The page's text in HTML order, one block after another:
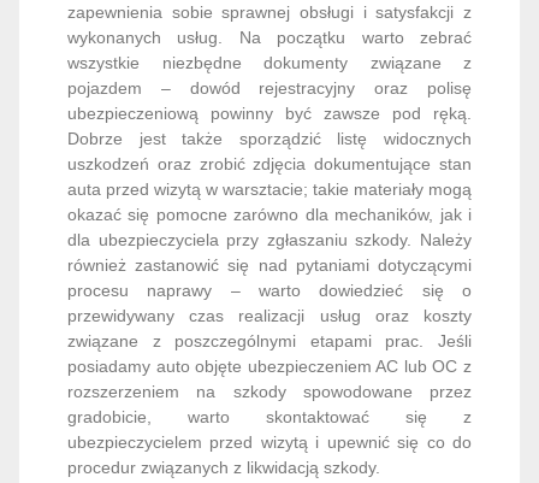
zapewnienia sobie sprawnej obsługi i satysfakcji z
wykonanych usług. Na początku warto zebrać
wszystkie niezbędne dokumenty związane z
pojazdem – dowód rejestracyjny oraz polisę
ubezpieczeniową powinny być zawsze pod ręką.
Dobrze jest także sporządzić listę widocznych
uszkodzeń oraz zrobić zdjęcia dokumentujące stan
auta przed wizytą w warsztacie; takie materiały mogą
okazać się pomocne zarówno dla mechaników, jak i
dla ubezpieczyciela przy zgłaszaniu szkody. Należy
również zastanowić się nad pytaniami dotyczącymi
procesu naprawy – warto dowiedzieć się o
przewidywany czas realizacji usług oraz koszty
związane z poszczególnymi etapami prac. Jeśli
posiadamy auto objęte ubezpieczeniem AC lub OC z
rozszerzeniem na szkody spowodowane przez
gradobicie, warto skontaktować się z
ubezpieczycielem przed wizytą i upewnić się co do
procedur związanych z likwidacją szkody.